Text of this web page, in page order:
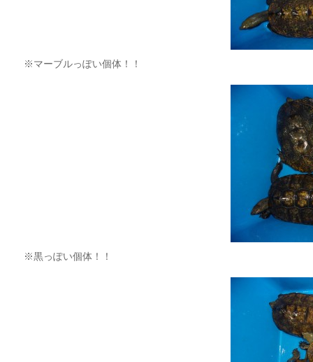
※マーブルっぽい個体！！
※黒っぽい個体！！